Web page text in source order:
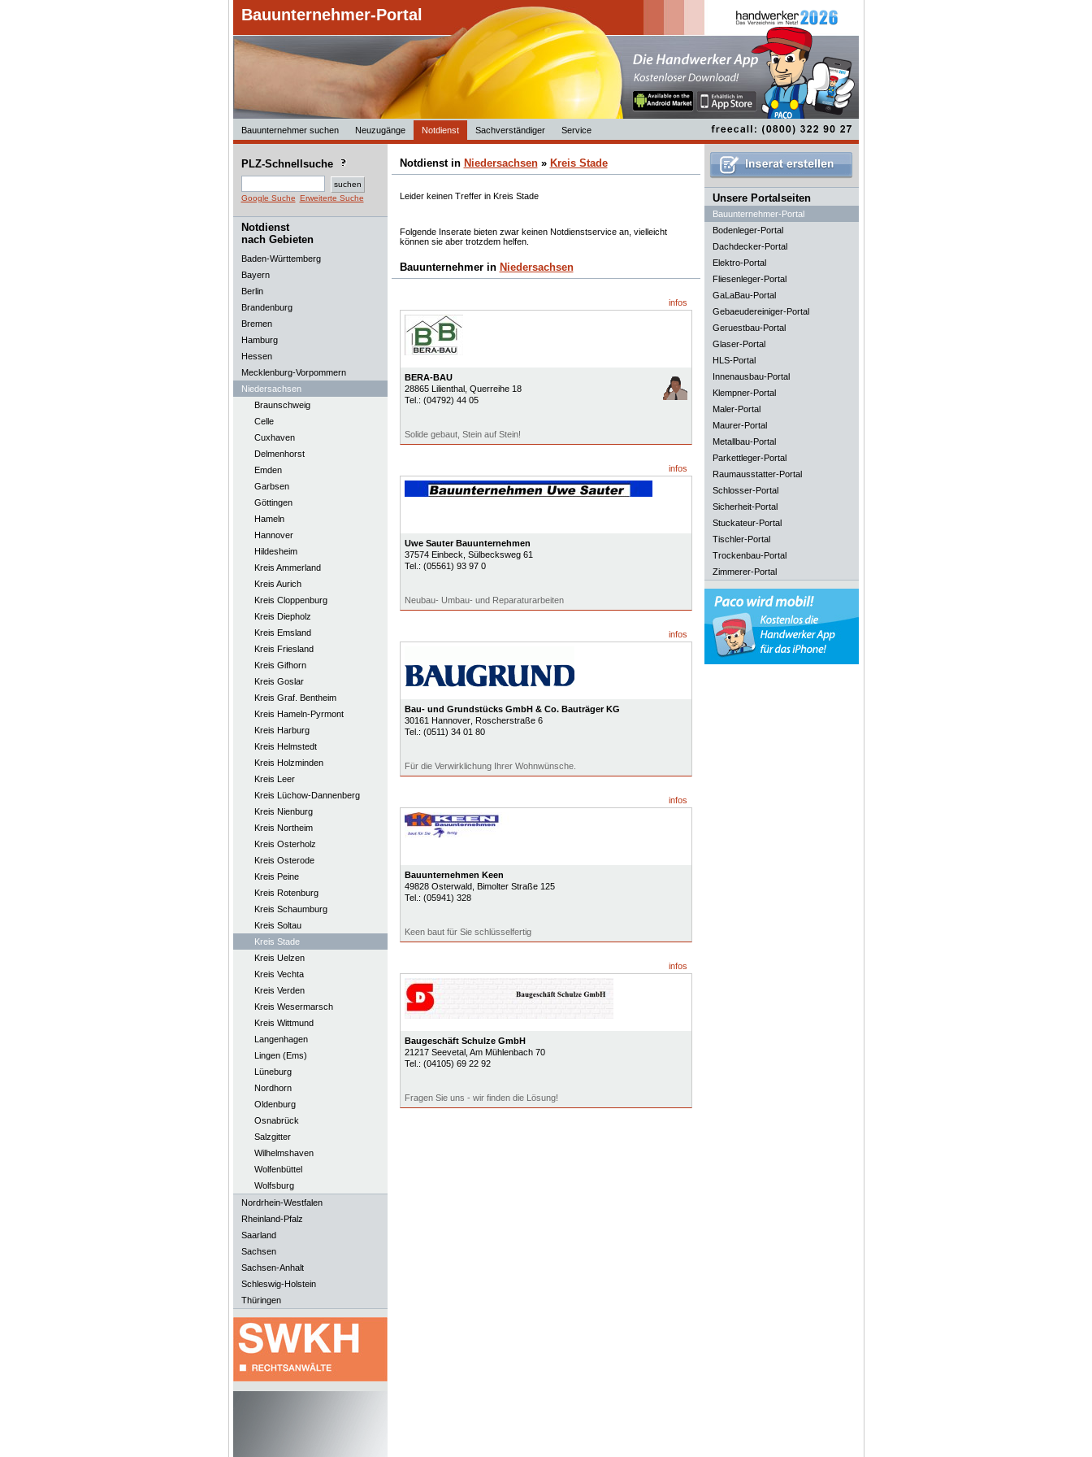
Bauunternehmer-Portal
Bauunternehmer suchen Neuzugänge Notdienst Sachverständiger Service
PLZ-Schnellsuche
Google Suche Erweiterte Suche
Notdienst
nach Gebieten
Baden-Württemberg
Bayern
Berlin
Brandenburg
Bremen
Hamburg
Hessen
Mecklenburg-Vorpommern
Niedersachsen
Braunschweig
Celle
Cuxhaven
Delmenhorst
Emden
Garbsen
Göttingen
Hameln
Hannover
Hildesheim
Kreis Ammerland
Kreis Aurich
Kreis Cloppenburg
Kreis Diepholz
Kreis Emsland
Kreis Friesland
Kreis Gifhorn
Kreis Goslar
Kreis Graf. Bentheim
Kreis Hameln-Pyrmont
Kreis Harburg
Kreis Helmstedt
Kreis Holzminden
Kreis Leer
Kreis Lüchow-Dannenberg
Kreis Nienburg
Kreis Northeim
Kreis Osterholz
Kreis Osterode
Kreis Peine
Kreis Rotenburg
Kreis Schaumburg
Kreis Soltau
Kreis Stade
Kreis Uelzen
Kreis Vechta
Kreis Verden
Kreis Wesermarsch
Kreis Wittmund
Langenhagen
Lingen (Ems)
Lüneburg
Nordhorn
Oldenburg
Osnabrück
Salzgitter
Wilhelmshaven
Wolfenbüttel
Wolfsburg
Nordrhein-Westfalen
Rheinland-Pfalz
Saarland
Sachsen
Sachsen-Anhalt
Schleswig-Holstein
Thüringen
Notdienst in Niedersachsen» Kreis Stade
Leider keinen Treffer in Kreis Stade
Folgende Inserate bieten zwar keinen Notdienstservice an, vielleicht
können sie aber trotzdem helfen.
Bauunternehmer in Niedersachsen
infos
BERA-BAU
28865 Lilienthal, Querreihe 18
Tel.: (04792) 44 05
Solide gebaut, Stein auf Stein!
infos
Uwe Sauter Bauunternehmen
37574 Einbeck , Sülbecksweg 61
Tel.: (05561) 93 97 0
Neubau- Umbau- und Reparaturarbeiten
infos
Bau- und Grundstücks GmbH & Co. Bauträger KG
30161 Hannover, Roscherstraße 6
Tel.: (0511) 34 01 80
Für die Verwirklichung Ihrer Wohnwünsche.
infos
Bauunternehmen Keen
49828 Osterwald, Bimolter Straße 125
Tel.: (05941) 328
Keen baut für Sie schlüsselfertig
infos
Baugeschäft Schulze GmbH
21217 Seevetal, Am Mühlenbach 70
Tel.: (04105) 69 22 92
Fragen Sie uns - wir finden die Lösung!
Unsere Portalseiten
Bauunternehmer-Portal
Bodenleger-Portal
Dachdecker-Portal
Elektro-Portal
Fliesenleger-Portal
GaLaBau-Portal
Gebaeudereiniger-Portal
Geruestbau-Portal
Glaser-Portal
HLS-Portal
Innenausbau-Portal
Klempner-Portal
Maler-Portal
Maurer-Portal
Metallbau-Portal
Parkettleger-Portal
Raumausstatter-Portal
Schlosser-Portal
Sicherheit-Portal
Stuckateur-Portal
Tischler-Portal
Trockenbau-Portal
Zimmerer-Portal